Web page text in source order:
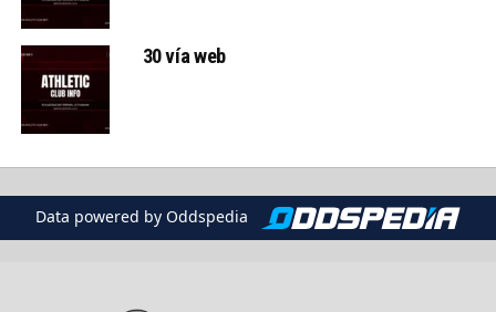
30 vía web
Data powered by Oddspedia